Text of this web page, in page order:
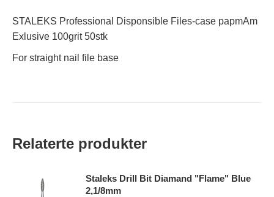
50stk
antall
STALEKS Professional Disponsible Files-case papmAm
Exlusive 100grit 50stk
For straight nail file base
Relaterte produkter
Staleks Drill Bit Diamand "Flame" Blue
2,1/8mm